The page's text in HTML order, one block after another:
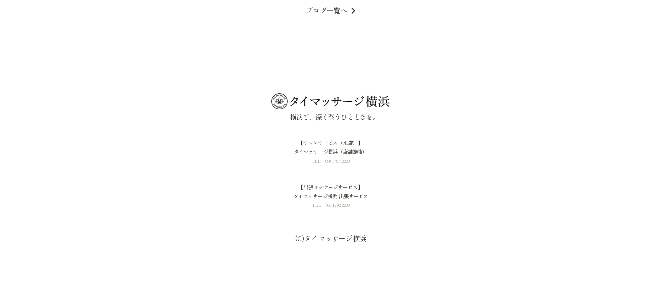
ブログ一覧へ chevron_right
横浜で、深く整うひとときを。
【サロンサービス（来店）】
タイマッサージ横浜（店舗施術）
TEL：050-1794-2220
【出張マッサージサービス】
タイマッサージ横浜 出張サービス
TEL：050-1792-2200
(C)タイマッサージ横浜